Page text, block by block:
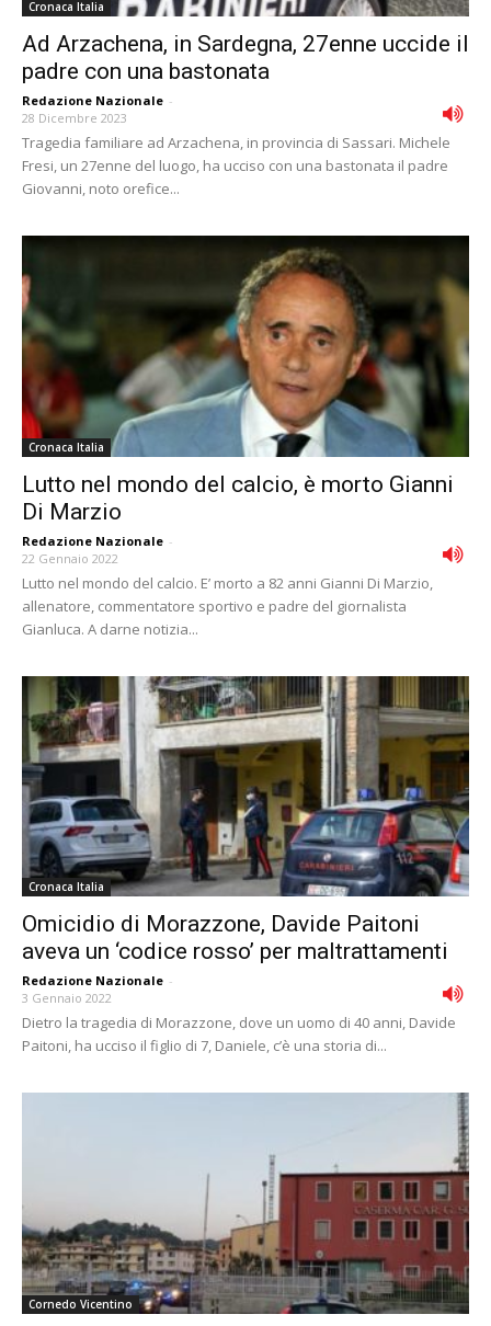
Cronaca Italia
Ad Arzachena, in Sardegna, 27enne uccide il
padre con una bastonata
Redazione Nazionale -
28 Dicembre 2023
Tragedia familiare ad Arzachena, in provincia di Sassari. Michele
Fresi, un 27enne del luogo, ha ucciso con una bastonata il padre
Giovanni, noto orefice...
Cronaca Italia
Lutto nel mondo del calcio, è morto Gianni
Di Marzio
Redazione Nazionale -
22 Gennaio 2022
Lutto nel mondo del calcio. E’ morto a 82 anni Gianni Di Marzio,
allenatore, commentatore sportivo e padre del giornalista
Gianluca. A darne notizia...
Cronaca Italia
Omicidio di Morazzone, Davide Paitoni
aveva un ‘codice rosso’ per maltrattamenti
Redazione Nazionale -
3 Gennaio 2022
Dietro la tragedia di Morazzone, dove un uomo di 40 anni, Davide
Paitoni, ha ucciso il figlio di 7, Daniele, c’è una storia di...
Cornedo Vicentino